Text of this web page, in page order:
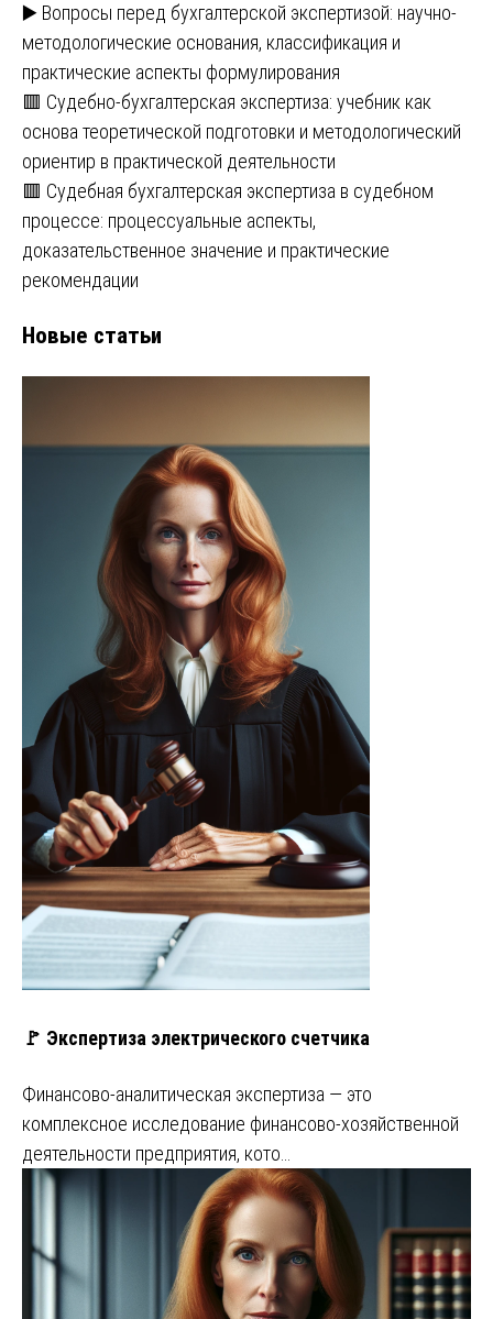
▶️ Вопросы перед бухгалтерской экспертизой: научно-
методологические основания, классификация и
практические аспекты формулирования
🟥 Судебно-бухгалтерская экспертиза: учебник как
основа теоретической подготовки и методологический
ориентир в практической деятельности
🟥 Судебная бухгалтерская экспертиза в судебном
процессе: процессуальные аспекты,
доказательственное значение и практические
рекомендации
Новые статьи
🚩 Экспертиза электрического счетчика
Финансово-аналитическая экспертиза — это
комплексное исследование финансово-хозяйственной
деятельности предприятия, кото…